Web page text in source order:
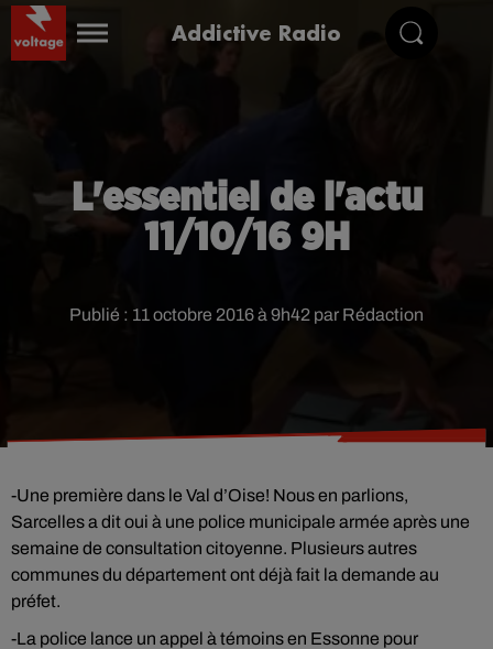
Addictive Radio
L'essentiel de l'actu
11/10/16 9H
Publié : 11 octobre 2016 à 9h42 par Rédaction
-Une première dans le Val d’Oise! Nous en parlions,
Sarcelles a dit oui à une police municipale armée après une
semaine de consultation citoyenne. Plusieurs autres
communes du département ont déjà fait la demande au
préfet.
-La police lance un appel à témoins en Essonne pour